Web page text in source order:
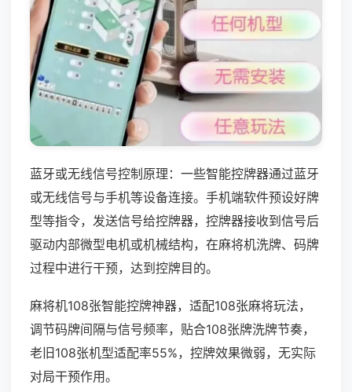
蓝牙或无线信号控制原理：一些智能控牌器通过蓝牙
或无线信号与手机等设备连接。手机端软件预设好牌
型等指令，发送信号给控牌器，控牌器接收到信号后
驱动内部微型电机或机械结构，在麻将机洗牌、码牌
过程中进行干预，达到控牌目的。
麻将机108张智能控牌神器，适配108张麻将玩法，
调节码牌间隔与信号频率，贴合108张牌洗牌节奏，
老旧108张机型适配率55%，控牌效果微弱，无实际
对局干预作用。